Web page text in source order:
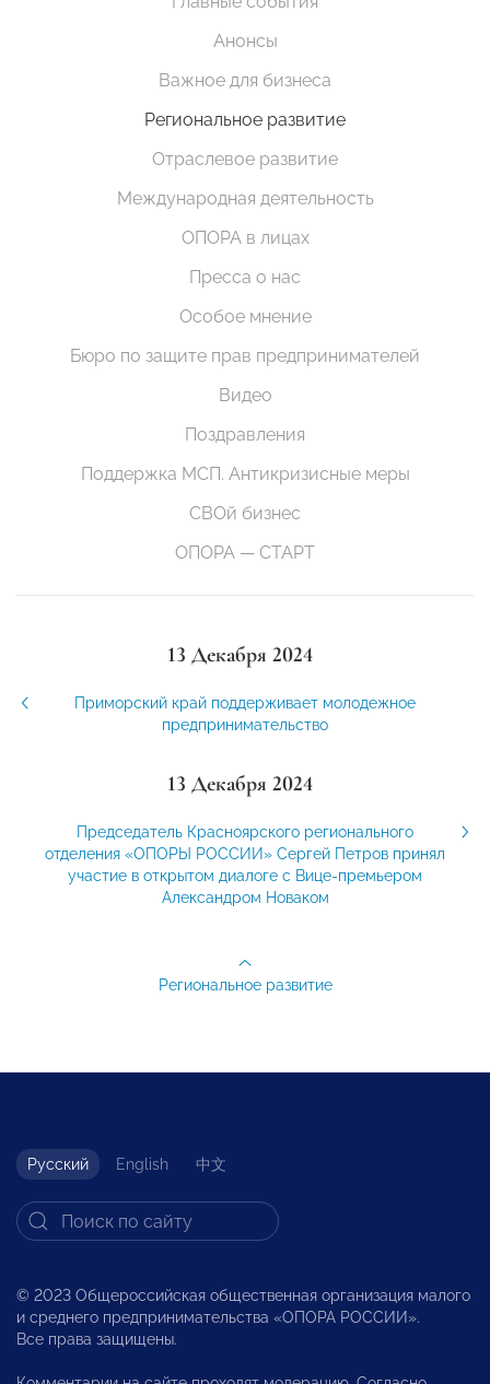
Анонсы
Важное для бизнеса
Региональное развитие
Отраслевое развитие
Международная деятельность
ОПОРА в лицах
Пресса о нас
Особое мнение
Бюро по защите прав предпринимателей
Видео
Поздравления
Поддержка МСП. Антикризисные меры
СВОй бизнес
ОПОРА — СТАРТ
13 Декабря 2024
Приморский край поддерживает молодежное
предпринимательство
13 Декабря 2024
Председатель Красноярского регионального
отделения «ОПОРЫ РОССИИ» Сергей Петров принял
участие в открытом диалоге с Вице-премьером
Александром Новаком
Региональное развитие
Русский English 中文
© 2023 Общероссийская общественная организация малого
и среднего предпринимательства «ОПОРА РОССИИ».
Все права защищены.